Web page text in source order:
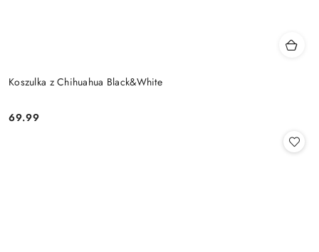
Koszulka z Chihuahua Black&White
Cena:
69.99